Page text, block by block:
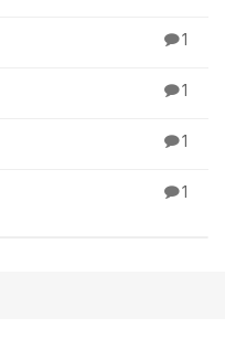
1
1
1
1